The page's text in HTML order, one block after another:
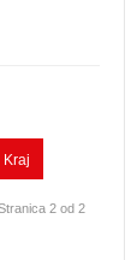
Kraj
2 od 2